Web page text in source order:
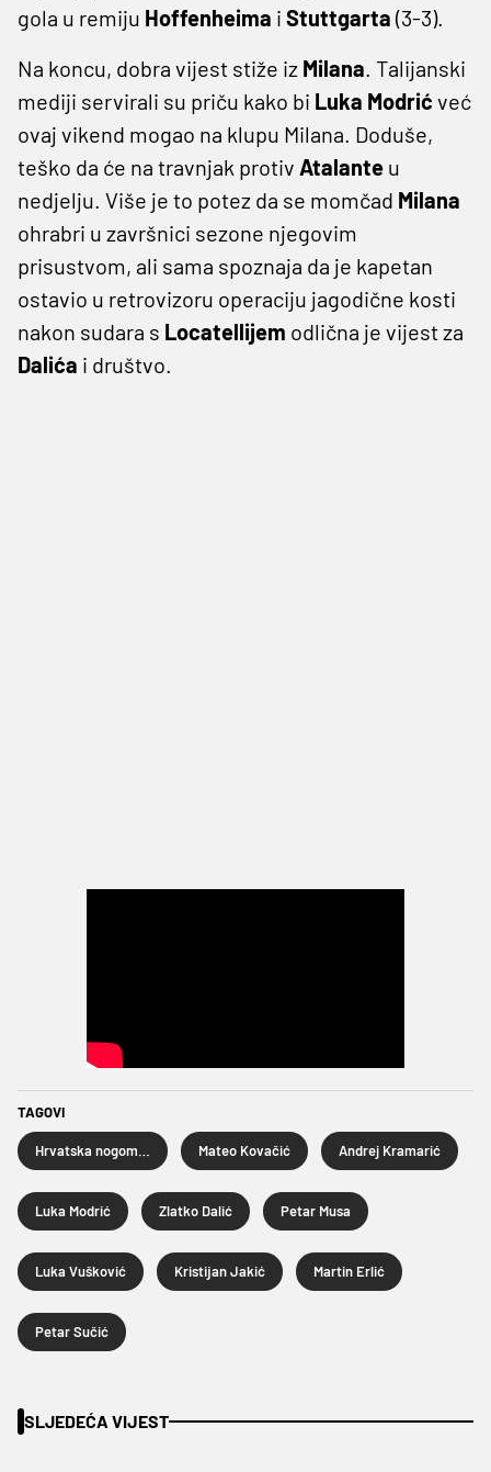
gola u remiju Hoffenheima i Stuttgarta (3-3).
Na koncu, dobra vijest stiže iz Milana. Talijanski
mediji servirali su priču kako bi Luka Modrić već
ovaj vikend mogao na klupu Milana. Doduše,
teško da će na travnjak protiv Atalante u
nedjelju. Više je to potez da se momčad Milana
ohrabri u završnici sezone njegovim
prisustvom, ali sama spoznaja da je kapetan
ostavio u retrovizoru operaciju jagodične kosti
nakon sudara s Locatellijem odlična je vijest za
Dalića i društvo.
TAGOVI
Mateo Kovačić Andrej Kramarić
Luka Modrić Zlatko Dalić Petar Musa
Luka Vušković Kristijan Jakić Martin Erlić
Petar Sučić
SLJEDEĆA VIJEST